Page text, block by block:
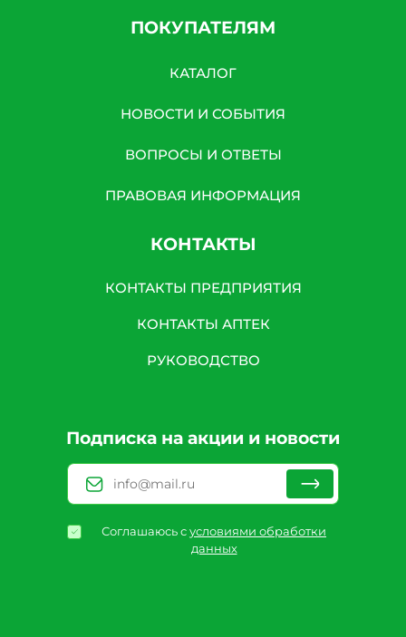
ПОКУПАТЕЛЯМ
КАТАЛОГ
НОВОСТИ И СОБЫТИЯ
ВОПРОСЫ И ОТВЕТЫ
ПРАВОВАЯ ИНФОРМАЦИЯ
КОНТАКТЫ
КОНТАКТЫ ПРЕДПРИЯТИЯ
КОНТАКТЫ АПТЕК
РУКОВОДСТВО
Подписка на акции и новости
Соглашаюсь сусловиями обработки
данных